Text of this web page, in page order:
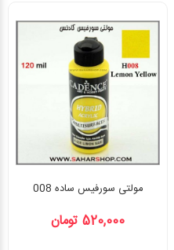
مولتی سورفیس ساده 008
520,000 تومان